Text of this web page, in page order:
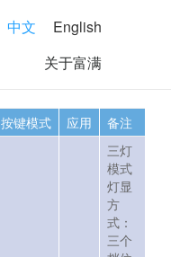
中文
English
关于富满
按键模式 应用 备注
三灯
模式
灯显
方
式：
三个